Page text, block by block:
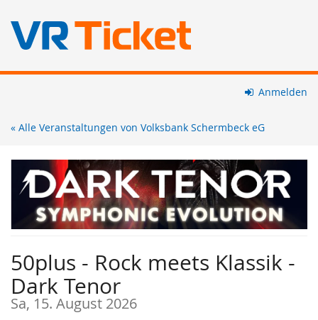
springen
Anmelden
« Alle Veranstaltungen von Volksbank Schermbeck eG
50plus - Rock meets Klassik -
Dark Tenor
Sa, 15. August 2026